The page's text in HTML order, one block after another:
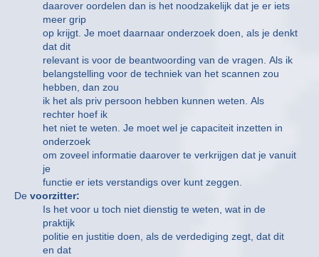
daarover oordelen dan is het noodzakelijk dat je er iets
meer grip
op krijgt. Je moet daarnaar onderzoek doen, als je denkt
dat dit
relevant is voor de beantwoording van de vragen. Als ik
belangstelling voor de techniek van het scannen zou
hebben, dan zou
ik het als priv persoon hebben kunnen weten. Als
rechter hoef ik
het niet te weten. Je moet wel je capaciteit inzetten in
onderzoek
om zoveel informatie daarover te verkrijgen dat je vanuit
je
functie er iets verstandigs over kunt zeggen.
De voorzitter:
Is het voor u toch niet dienstig te weten, wat in de
praktijk
politie en justitie doen, als de verdediging zegt, dat dit
en dat